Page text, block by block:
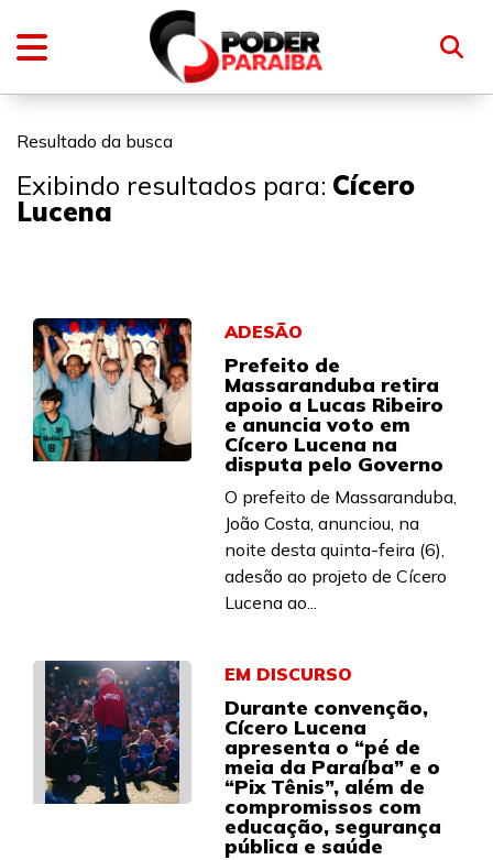
Resultado da busca
Exibindo resultados para: Cícero
Lucena
ADESÃO
Prefeito de
Massaranduba retira
apoio a Lucas Ribeiro
e anuncia voto em
Cícero Lucena na
disputa pelo Governo
O prefeito de Massaranduba,
João Costa, anunciou, na
noite desta quinta-feira (6),
adesão ao projeto de Cícero
Lucena ao...
EM DISCURSO
Durante convenção,
Cícero Lucena
apresenta o “pé de
meia da Paraíba” e o
“Pix Tênis”, além de
compromissos com
educação, segurança
pública e saúde